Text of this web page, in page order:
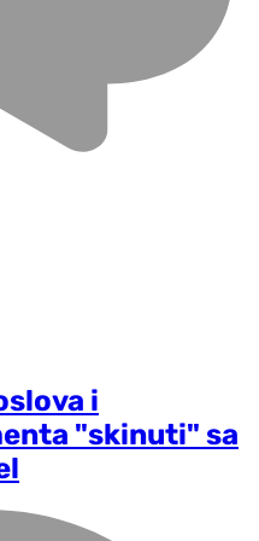
i
"skinuti" sa